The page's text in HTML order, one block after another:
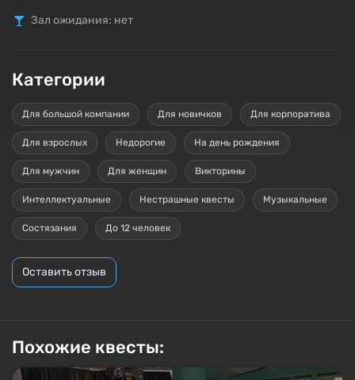
Зал ожидания: нет
Категории
Для большой компании Для новичков Для корпоратива
Для взрослых Недорогие На день рождения
Для мужчин Для женщин Викторины
Интеллектуальные Нестрашные квесты Музыкальные
Состязания До 12 человек
Оставить отзыв
Похожие квесты: